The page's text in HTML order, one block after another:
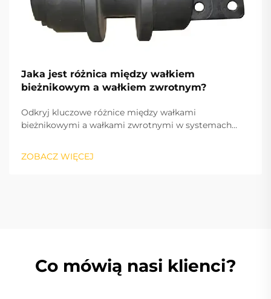
Jaka jest różnica między wałkiem
bieżnikowym a wałkiem zwrotnym?
Odkryj kluczowe różnice między wałkami
bieżnikowymi a wałkami zwrotnymi w systemach
zaufania dostawcy wałków bieżnikowych ma
ZOBACZ WIĘCEJ
Co mówią nasi klienci?